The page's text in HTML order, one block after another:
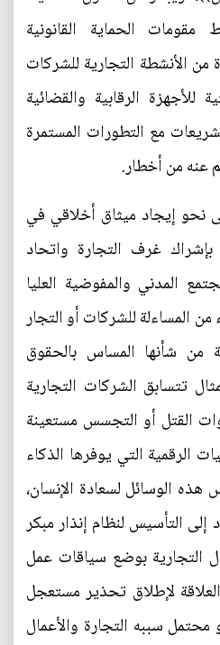
مقومات الحماية القانونية
من الأنشطة التجارية للشركات
الرقابية والقضائية
مع التطورات المستمرة
عنه من أخطار.
إيجاد ميثاق أخلاقي في
غرف التجارة واتحاد
المدني والمفوضية العليا
المساءلة للشركات أو التجار
من شأنها المساس بالحقوق
تتسابق الشركات التجارية
القتل أو التجسس مستعينة
الرقمية التي يوفرها الذكاء
الوسائل لسعادة الإنسان،
إلى التأسيس لنظام إنذار مبكر
التجارية بوضع سياقات عمل
لإطلاق تحذير مستعجل
سببه التجارة والأعمال